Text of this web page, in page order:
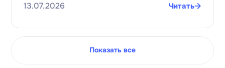
13.07.2026 Читать
Показать все